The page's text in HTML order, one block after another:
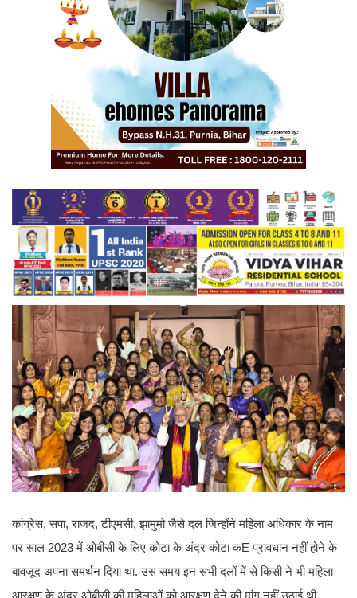
कांग्रेस, सपा, राजद, टीएमसी, झामुमो जैसे दल जिन्होंने महिला अधिकार के नाम
पर साल 2023 में ओबीसी के लिए कोटा के अंदर कोटा कE प्रावधान नहीं होने के
बावजूद अपना समर्थन दिया था. उस समय इन सभी दलों में से किसी ने भी महिला
आरक्षण के अंदर ओबीसी की महिलाओं को आरक्षण देने की मांग नहीं उठाई थी.